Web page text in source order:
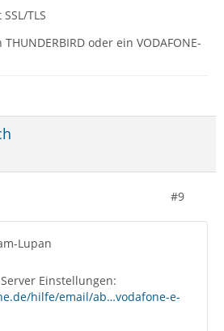
TLS
oder ein VODAFONE-
#9
Lupan
Einstellungen:
hilfe/email/ab…vodafone-e-